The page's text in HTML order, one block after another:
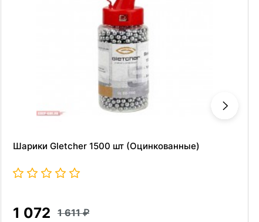
Шарики Gletcher 1500 шт (Оцинкованные)
1 072 1 611